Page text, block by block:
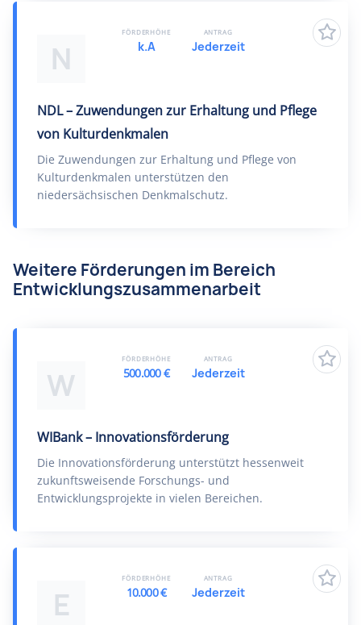
N
NDL – Zuwendungen zur Erhaltung und Pflege
von Kulturdenkmalen
Die Zuwendungen zur Erhaltung und Pflege von
Kulturdenkmalen unterstützen den
niedersächsischen Denkmalschutz.
FÖRDERHÖHE
k.A
ANTRAG
Jederzeit
Weitere Förderungen im Bereich
Entwicklungszusammenarbeit
W
WIBank – Innovationsförderung
Die Innovationsförderung unterstützt hessenweit
zukunftsweisende Forschungs- und
Entwicklungsprojekte in vielen Bereichen.
FÖRDERHÖHE
500.000 €
ANTRAG
Jederzeit
E
FÖRDERHÖHE
10.000 €
ANTRAG
Jederzeit